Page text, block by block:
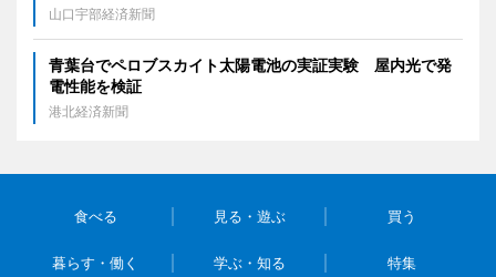
山口宇部経済新聞
青葉台でペロブスカイト太陽電池の実証実験 屋内光で発
電性能を検証
港北経済新聞
食べる 見る・遊ぶ 買う
暮らす・働く 学ぶ・知る 特集